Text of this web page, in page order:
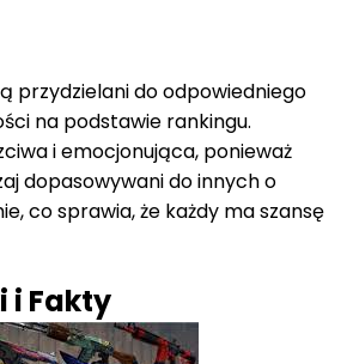
przydzielani do odpowiedniego
na podstawie rankingu.
i emocjonująca, ponieważ
dopasowywani do innych o
co sprawia, że każdy ma szansę
i Fakty